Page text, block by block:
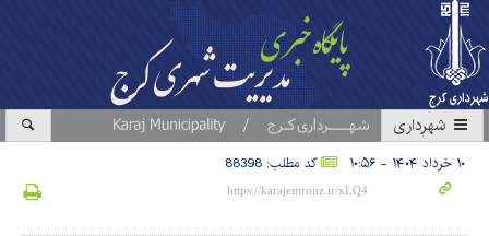
شهرداری
۱۰ خرداد ۱۴۰۴ - ۱۰:۵۶ کد مطلب: 88398